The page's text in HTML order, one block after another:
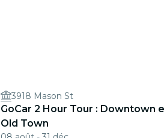
3918 Mason St
GoCar 2 Hour Tour : Downtown
Old Town